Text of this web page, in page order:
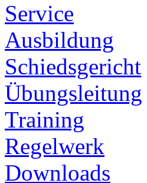
Service
Ausbildung
Schiedsgericht
Übungsleitung
Training
Regelwerk
Downloads